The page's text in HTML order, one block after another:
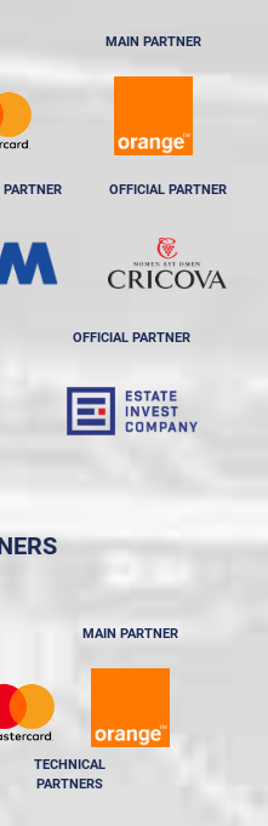
MAIN PARTNER
OFFICIAL PARTNER
OFFICIAL PARTNER
MAIN PARTNER
TECHNICAL
PARTNERS